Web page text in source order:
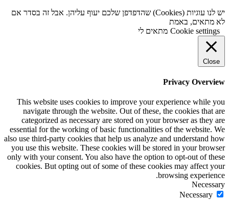
יש לנו עוגיות (Cookies) שהדפדפן שלכם יעוף עליהן. אבל זה בסדר אם
לא מתאים, באמת
Cookie settings מתאים לי
Close
Privacy Overview
This website uses cookies to improve your experience while you
navigate through the website. Out of these, the cookies that are
categorized as necessary are stored on your browser as they are
essential for the working of basic functionalities of the website. We
also use third-party cookies that help us analyze and understand how
you use this website. These cookies will be stored in your browser
only with your consent. You also have the option to opt-out of these
cookies. But opting out of some of these cookies may affect your
browsing experience.
Necessary
Necessary